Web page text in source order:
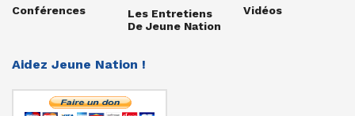
Conférences
Les Entretiens
De Jeune Nation
Vidéos
Aidez Jeune Nation !